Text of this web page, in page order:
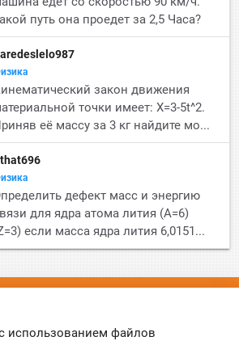
путь она проедет за 2,5 Часа?
закон движения
точки имеет: Х=3-5t^2.
её массу за 3 кг найдите мо...
дефект масс и энергию
для ядра атома лития (А=6)
если масса ядра лития 6,0151...
. Вы можете указать условия
использованием файлов